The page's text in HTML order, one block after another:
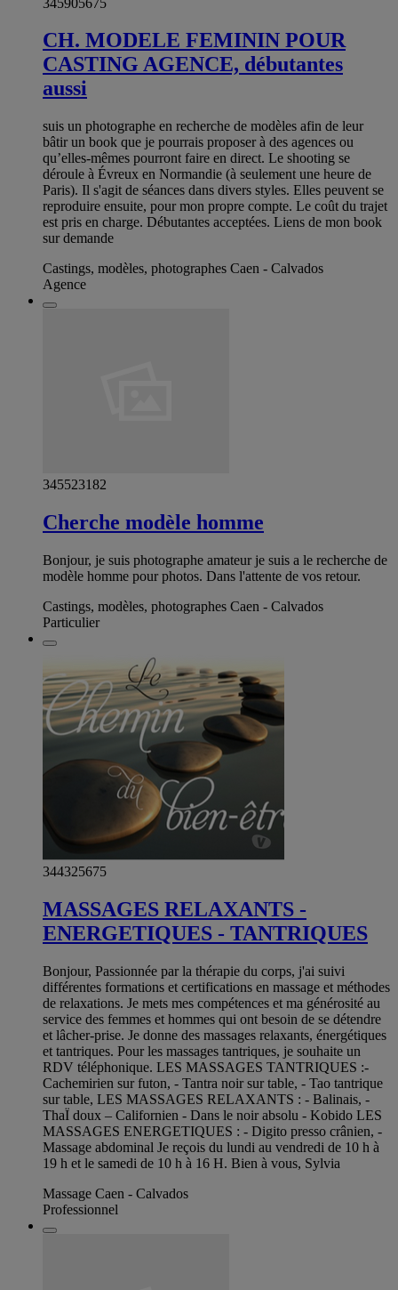
CH. MODELE FEMININ POUR
CASTING AGENCE, débutantes
aussi
suis un photographe en recherche de modèles afin de leur
bâtir un book que je pourrais proposer à des agences ou
qu’elles-mêmes pourront faire en direct. Le shooting se
déroule à Évreux en Normandie (à seulement une heure de
Paris). Il s'agit de séances dans divers styles. Elles peuvent se
reproduire ensuite, pour mon propre compte. Le coût du trajet
est pris en charge. Débutantes acceptées. Liens de mon book
sur demande
Castings, modèles, photographes Caen - Calvados
Agence
345523182
Cherche modèle homme
Bonjour, je suis photographe amateur je suis a le recherche de
modèle homme pour photos. Dans l'attente de vos retour.
Castings, modèles, photographes Caen - Calvados
Particulier
344325675
MASSAGES RELAXANTS -
ENERGETIQUES - TANTRIQUES
Bonjour, Passionnée par la thérapie du corps, j'ai suivi
différentes formations et certifications en massage et méthodes
de relaxations. Je mets mes compétences et ma générosité au
service des femmes et hommes qui ont besoin de se détendre
et lâcher-prise. Je donne des massages relaxants, énergétiques
et tantriques. Pour les massages tantriques, je souhaite un
RDV téléphonique. LES MASSAGES TANTRIQUES :-
Cachemirien sur futon, - Tantra noir sur table, - Tao tantrique
sur table, LES MASSAGES RELAXANTS : - Balinais, -
ThaÏ doux – Californien - Dans le noir absolu - Kobido LES
MASSAGES ENERGETIQUES : - Digito presso crânien, -
Massage abdominal Je reçois du lundi au vendredi de 10 h à
19 h et le samedi de 10 h à 16 H. Bien à vous, Sylvia
Massage Caen - Calvados
Professionnel